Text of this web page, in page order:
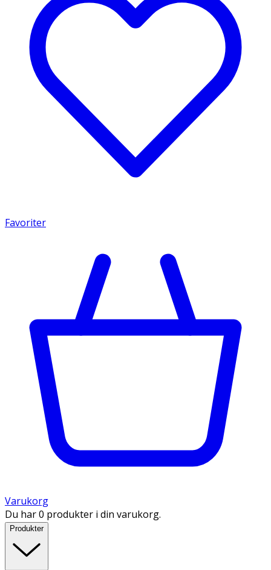
Favoriter
Varukorg
Du har 0 produkter i din varukorg.
Produkter